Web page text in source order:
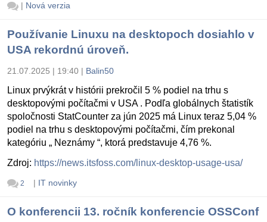
| Nová verzia
Používanie Linuxu na desktopoch dosiahlo v
USA rekordnú úroveň.
21.07.2025 | 19:40 | Balin50
Linux prvýkrát v histórii prekročil 5 % podiel na trhu s
desktopovými počítačmi v USA . Podľa globálnych štatistík
spoločnosti StatCounter za jún 2025 má Linux teraz 5,04 %
podiel na trhu s desktopovými počítačmi, čím prekonal
kategóriu „ Neznámy “, ktorá predstavuje 4,76 %.
Zdroj: https://news.itsfoss.com/linux-desktop-usage-usa/
2 | IT novinky
O konferencii 13. ročník konferencie OSSConf